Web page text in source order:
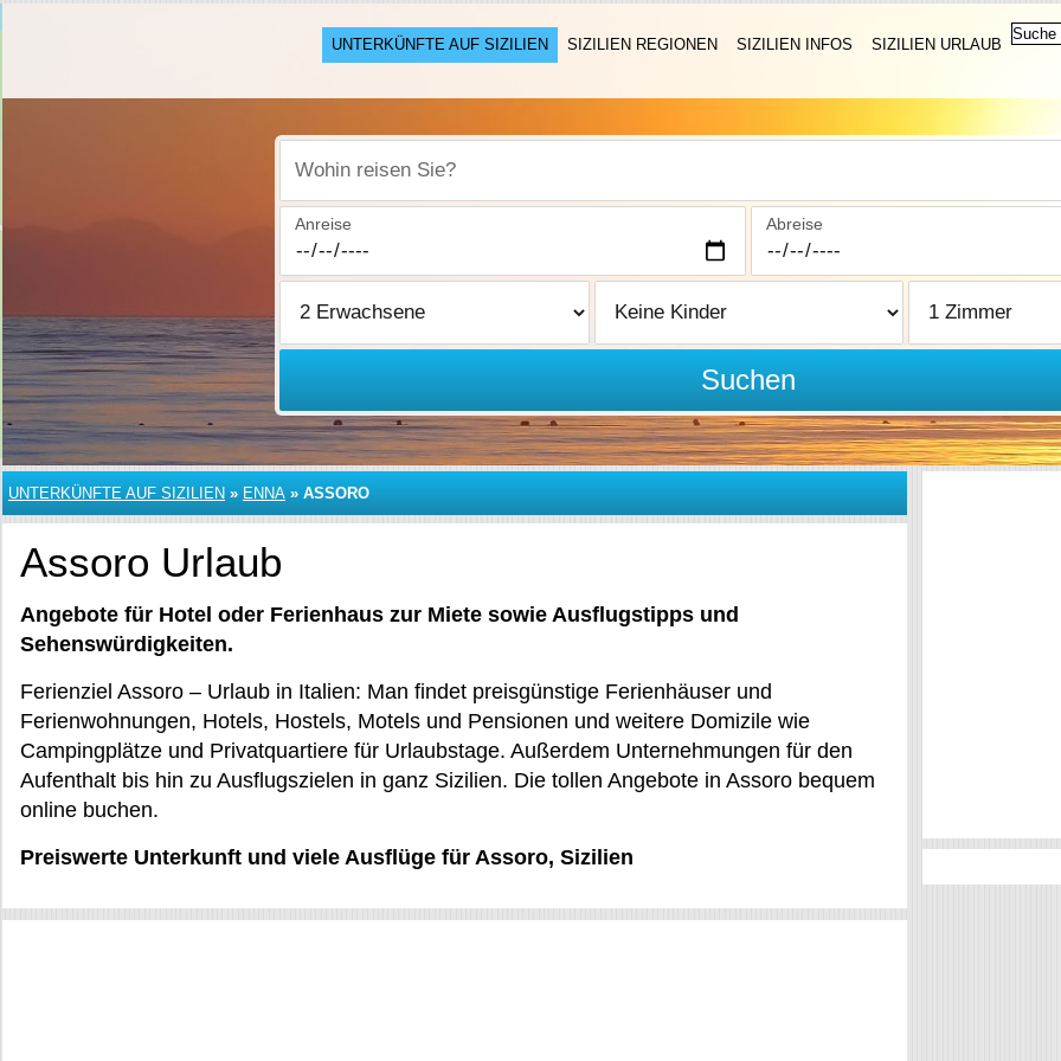
UNTERKÜNFTE AUF SIZILIEN SIZILIEN REGIONEN SIZILIEN INFOS SIZILIEN URLAUB
Wohin reisen Sie?
Anreise Abreise
Suchen
UNTERKÜNFTE AUF SIZILIEN » ENNA » ASSORO
Assoro Urlaub
Angebote für Hotel oder Ferienhaus zur Miete sowie Ausflugstipps und
Sehenswürdigkeiten.
Ferienziel Assoro – Urlaub in Italien: Man findet preisgünstige Ferienhäuser und
Ferienwohnungen, Hotels, Hostels, Motels und Pensionen und weitere Domizile wie
Campingplätze und Privatquartiere für Urlaubstage. Außerdem Unternehmungen für den
Aufenthalt bis hin zu Ausflugszielen in ganz Sizilien. Die tollen Angebote in Assoro bequem
online buchen.
Preiswerte Unterkunft und viele Ausflüge für Assoro, Sizilien